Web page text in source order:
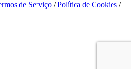
de Serviço /Política de Cookies /